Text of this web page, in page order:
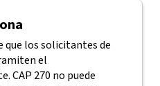
que los solicitantes de
el
CAP 270 no puede